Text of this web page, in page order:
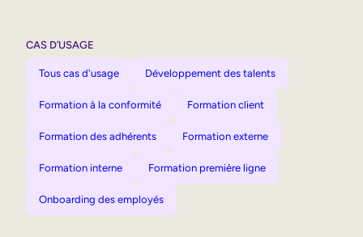
CAS D’USAGE
Tous cas d'usage Développement des talents
Formation à la conformité Formation client
Formation des adhérents Formation externe
Formation interne Formation première ligne
Onboarding des employés